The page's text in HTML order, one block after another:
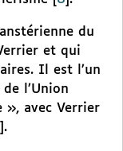
du
et qui
Il est l’un
l’Union
», avec Verrier
.